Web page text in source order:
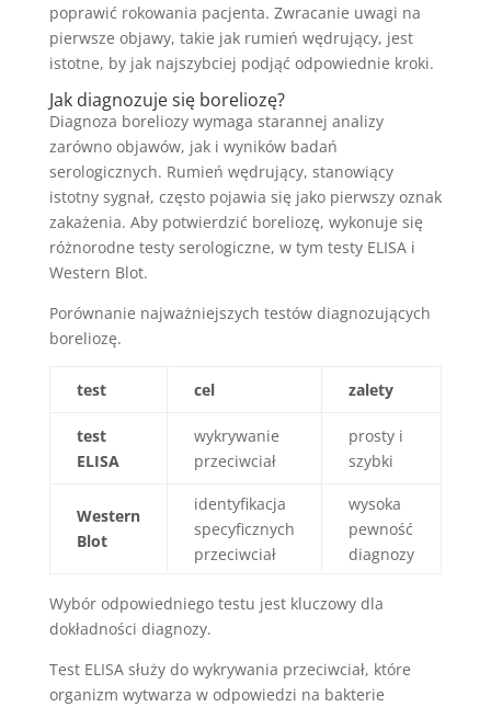
poprawić rokowania pacjenta. Zwracanie uwagi na
pierwsze objawy, takie jak rumień wędrujący, jest
istotne, by jak najszybciej podjąć odpowiednie kroki.
Jak diagnozuje się boreliozę?
Diagnoza boreliozy wymaga starannej analizy
zarówno objawów, jak i wyników badań
serologicznych. Rumień wędrujący, stanowiący
istotny sygnał, często pojawia się jako pierwszy oznak
zakażenia. Aby potwierdzić boreliozę, wykonuje się
różnorodne testy serologiczne, w tym testy ELISA i
Western Blot.
Porównanie najważniejszych testów diagnozujących
boreliozę.
test cel zalety
test
ELISA
wykrywanie
przeciwciał
prosty i
szybki
Western
Blot
identyfikacja
specyficznych
przeciwciał
wysoka
pewność
diagnozy
Wybór odpowiedniego testu jest kluczowy dla
dokładności diagnozy.
Test ELISA służy do wykrywania przeciwciał, które
organizm wytwarza w odpowiedzi na bakterie